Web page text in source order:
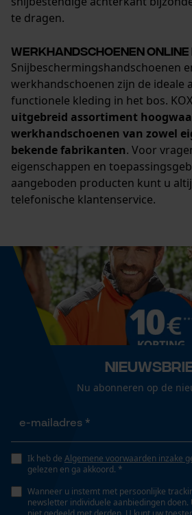
te dragen.
Werkhandschoenen online
Snijbeschermingshandschoenen
werkhandschoenen zijn de ideale
functionele kleding in het bos.
uitgebreid assortiment
werkhandschoenen van zowel
bekende fabrikanten. Voor
eigenschappen en
aangeboden producten kunt u
telefonische klantenservice.
Nu abonneren op de
Ik heb de Algemene voorwaarden inzake
gelezen en ga akkoord. *
Wanneer u instemt met persoonlijke
newsletter individuele aanbiedingen doen.